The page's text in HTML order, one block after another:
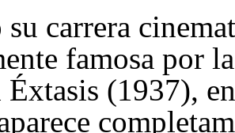
carrera
famosa por
Éxtasis (1937),